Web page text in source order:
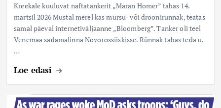
Kreekale kuuluvat naftatankerit „Maran Homer” tabas 14.
märtsil 2026 Mustal merel kas mürsu- või droonirünnak, teatas
samal päeval internetiväljaanne „Bloomberg”. Tanker oli teel
Venemaa sadamalinna Novorossiiskisse. Rünnak tabas teda u.
…
Loe edasi